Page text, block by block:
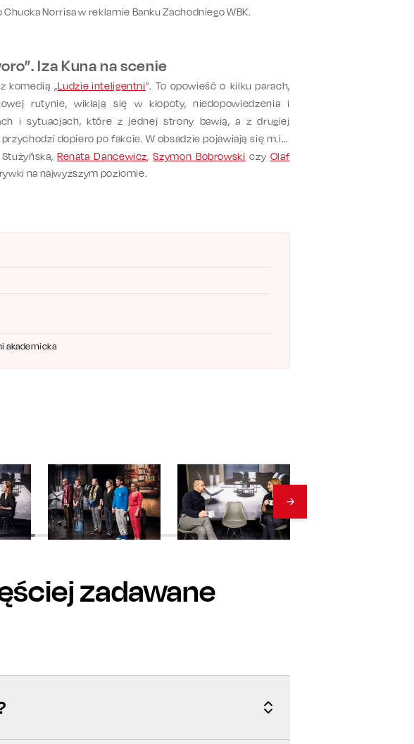
akademicka
Norrisa w reklamie Banku Zachodniego WBK.
Iza Kuna na scenie
komedią „Ludzie inteligentni”. To opowieść o kilku parach,
rutynie, wikłają się w kłopoty, niedopowiedzenia i
i sytuacjach, które z jednej strony bawią, a z drugiej
dopiero po fakcie. W obsadzie pojawiają się m.in.
Renata Dancewicz,Szymon Bobrowski czy Olaf
na najwyższym poziomie.
zadawane